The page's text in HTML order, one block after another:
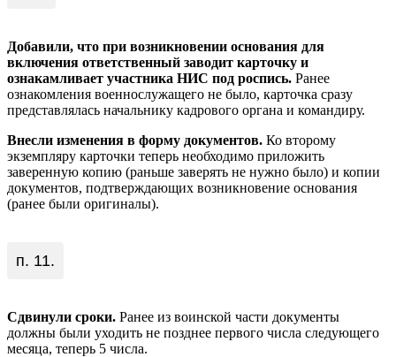
Добавили, что при возникновении основания для
включения ответственный заводит карточку и
ознакамливает участника НИС под роспись. Ранее
ознакомления военнослужащего не было, карточка сразу
представлялась начальнику кадрового органа и командиру.
Внесли изменения в форму документов. Ко второму
экземпляру карточки теперь необходимо приложить
заверенную копию (раньше заверять не нужно было) и копии
документов, подтверждающих возникновение основания
(ранее были оригиналы).
п. 11.
Сдвинули сроки. Ранее из воинской части документы
должны были уходить не позднее первого числа следующего
месяца, теперь 5 числа.